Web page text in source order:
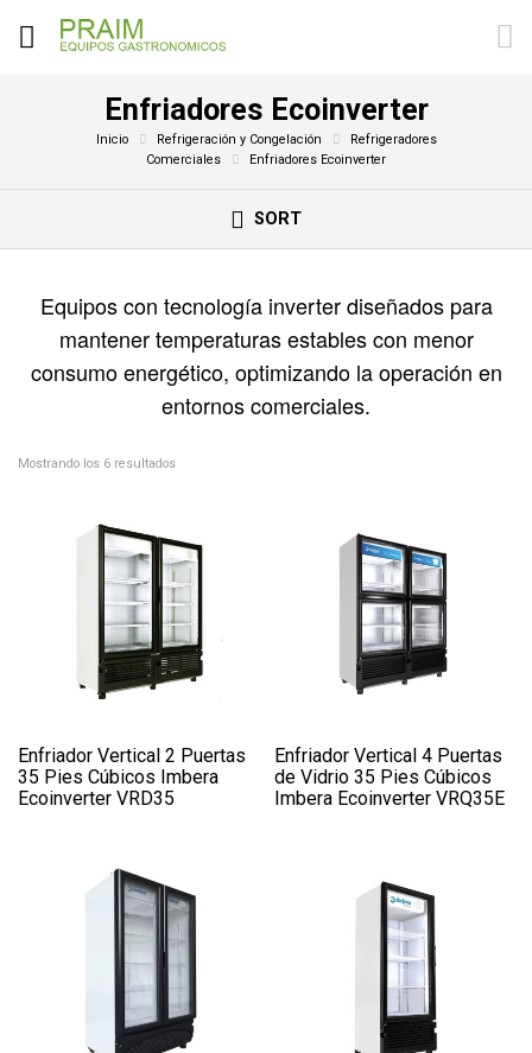
Enfriadores Ecoinverter
Inicio Refrigeración y Congelación
Refrigeradores
Comerciales
Enfriadores Ecoinverter
SORT
Equipos con tecnología inverter diseñados para
mantener temperaturas estables con menor
consumo energético, optimizando la operación en
entornos comerciales.
Mostrando los 6 resultados
Enfriador Vertical 2 Puertas
35 Pies Cúbicos Imbera
Ecoinverter VRD35
Enfriador Vertical 4 Puertas
de Vidrio 35 Pies Cúbicos
Imbera Ecoinverter VRQ35E